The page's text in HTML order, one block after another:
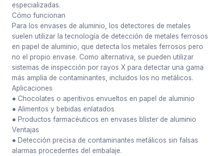
especializadas.
Cómo funcionan
Para los envases de aluminio, los detectores de metales
suelen utilizar la tecnología de detección de metales ferrosos
en papel de aluminio, que detecta los metales ferrosos pero
no el propio envase. Como alternativa, se pueden utilizar
sistemas de inspección por rayos X para detectar una gama
más amplia de contaminantes, incluidos los no metálicos.
Aplicaciones
● Chocolates o aperitivos envueltos en papel de aluminio
● Alimentos y bebidas enlatados
● Productos farmacéuticos en envases blíster de aluminio
Ventajas
● Detección precisa de contaminantes metálicos sin falsas
alarmas procedentes del embalaje.